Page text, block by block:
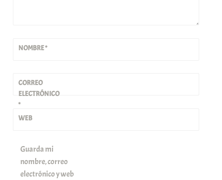
NOMBRE*
CORREO
ELECTRÓNICO
*
WEB
Guarda mi
nombre, correo
electrónico y web